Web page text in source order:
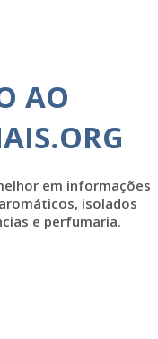
AO
em informações
isolados
e perfumaria.